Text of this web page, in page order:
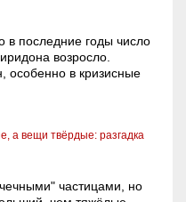
в последние годы число
возросло.
в кризисные
а вещи твёрдые: разгадка
частицами, но